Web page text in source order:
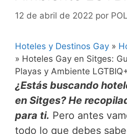
12 de abril de 2022 por
Hoteles y Destinos Gay »
» Hoteles Gay en Sitges:
Playas y Ambiente
¿Estás buscando
en Sitges? He
para ti. Pero antes
todo lo que debes